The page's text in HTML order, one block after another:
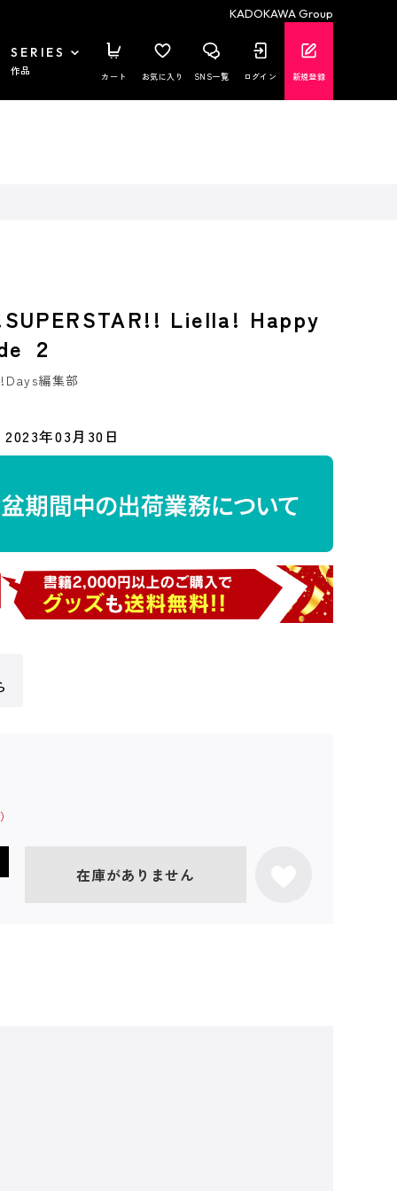
KADOKAWA Group
SERIES
作品 カート お気に入り SNS一覧 ログイン 新規登録
Liella! Happy
２
編集部
2023年03月30日
在庫がありません